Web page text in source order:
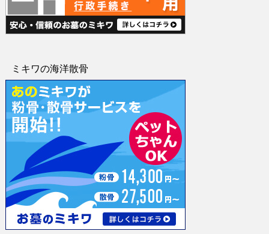
ミキワの海洋散骨